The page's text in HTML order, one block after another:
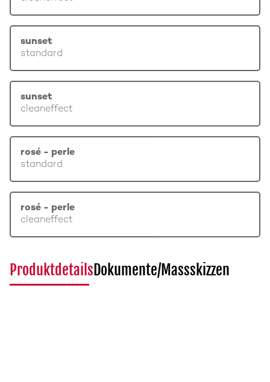
sunset
standard
sunset
cleaneffect
rosé - perle
standard
rosé - perle
cleaneffect
ProduktdetailsDokumente/Massskizzen